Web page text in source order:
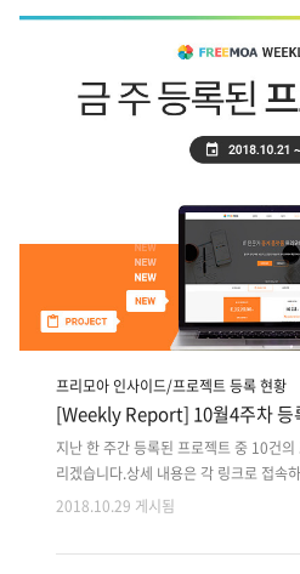
생소한 IT 계열에서 워라벨(Work-life-
떻게 IT시장을 변화시키고 있는지 알아
화를 변화시키려는 움직임 네이버 노동
서는 처음으로 네이버에서 노조를 설립
프리모아 인사이드/프로젝트 등록 현황
[Weekly Report] 10월4주차 등
지난 한 주간 등록된 프로젝트 중 10건
리겠습니다.상세 내용은 각 링크로 접속
후 확인 가능합니다. 지난 주 등록된 프로
세요!! 1. 기 구축된 Offline 강의 연결 웹
2018.10.29 게시됨